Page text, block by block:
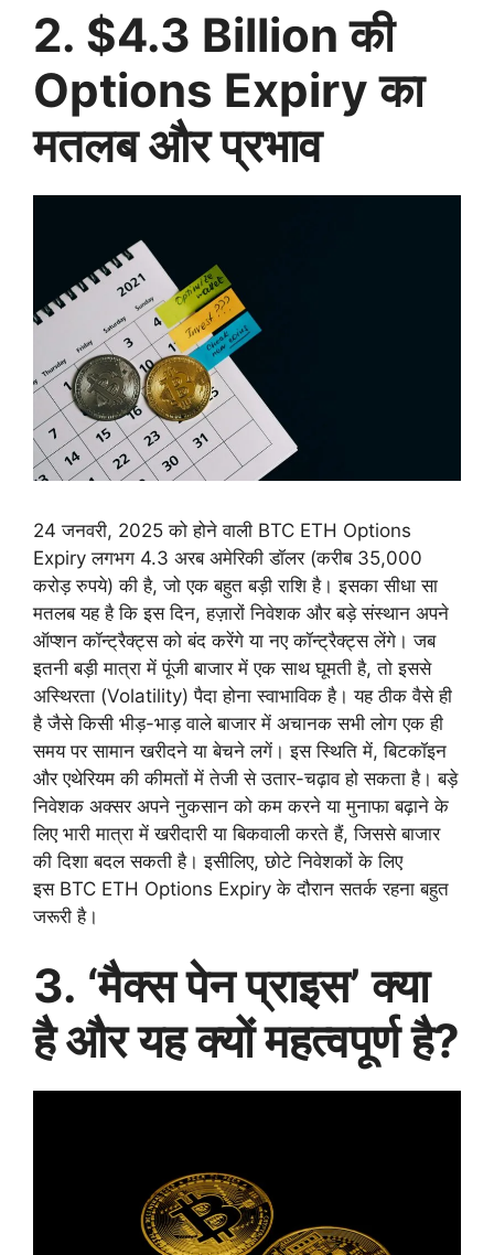
2. $4.3 Billion की
Options Expiry का
मतलब और प्रभाव
24 जनवरी, 2025 को होने वाली BTC ETH Options
Expiry लगभग 4.3 अरब अमेरिकी डॉलर (करीब 35,000
करोड़ रुपये) की है, जो एक बहुत बड़ी राशि है। इसका सीधा सा
मतलब यह है कि इस दिन, हज़ारों निवेशक और बड़े संस्थान अपने
ऑप्शन कॉन्ट्रैक्ट्स को बंद करेंगे या नए कॉन्ट्रैक्ट्स लेंगे। जब
इतनी बड़ी मात्रा में पूंजी बाजार में एक साथ घूमती है, तो इससे
अस्थिरता (Volatility) पैदा होना स्वाभाविक है। यह ठीक वैसे ही
है जैसे किसी भीड़-भाड़ वाले बाजार में अचानक सभी लोग एक ही
समय पर सामान खरीदने या बेचने लगें। इस स्थिति में, बिटकॉइन
और एथेरियम की कीमतों में तेजी से उतार-चढ़ाव हो सकता है। बड़े
निवेशक अक्सर अपने नुकसान को कम करने या मुनाफा बढ़ाने के
लिए भारी मात्रा में खरीदारी या बिकवाली करते हैं, जिससे बाजार
की दिशा बदल सकती है। इसीलिए, छोटे निवेशकों के लिए
इस BTC ETH Options Expiry के दौरान सतर्क रहना बहुत
जरूरी है।
3. ‘मैक्स पेन प्राइस’ क्या
है और यह क्यों महत्वपूर्ण है?